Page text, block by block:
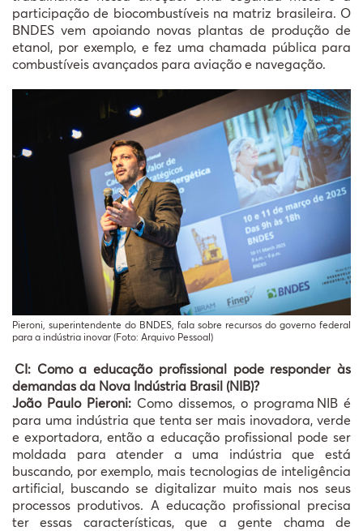
participação de biocombustíveis na matriz brasileira. O
BNDES vem apoiando novas plantas de produção de
etanol, por exemplo, e fez uma chamada pública para
combustíveis avançados para aviação e navegação.
Pieroni, superintendente do BNDES, fala sobre recursos do governo federal
para a indústria inovar (Foto: Arquivo Pessoal)
CI: Como a educação profissional pode responder às
demandas da Nova Indústria Brasil (NIB)?
João Paulo Pieroni: Como dissemos, o programa NIB é
para uma indústria que tenta ser mais inovadora, verde
e exportadora, então a educação profissional pode ser
moldada para atender a uma indústria que está
buscando, por exemplo, mais tecnologias de inteligência
artificial, buscando se digitalizar muito mais nos seus
processos produtivos. A educação profissional precisa
ter essas características, que a gente chama de